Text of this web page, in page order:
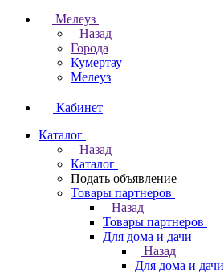
Мелеуз
Назад
Города
Кумертау
Мелеуз
Кабинет
Каталог
Назад
Каталог
Подать объявление
Товары партнеров
Назад
Товары партнеров
Для дома и дачи
Назад
Для дома и дачи